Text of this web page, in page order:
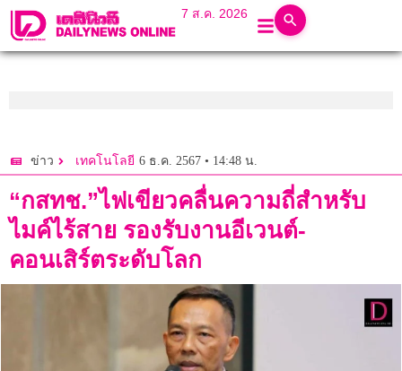
7 ส.ค. 2026
ข่าว เทคโนโลยี 6 ธ.ค. 2567 • 14:48 น.
“กสทช.”ไฟเขียวคลื่นความถี่สำหรับ
ไมค์ไร้สาย รองรับงานอีเวนต์-
คอนเสิร์ตระดับโลก